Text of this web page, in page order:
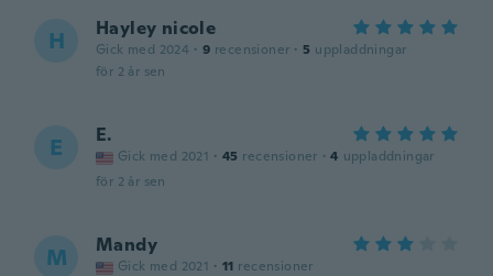
H Hayley nicole
Gick med 2024 · 9 recensioner · 5 uppladdningar
för 2 år sen
E E.
Gick med 2021 · 45 recensioner · 4 uppladdningar
för 2 år sen
M Mandy
Gick med 2021 · 11 recensioner